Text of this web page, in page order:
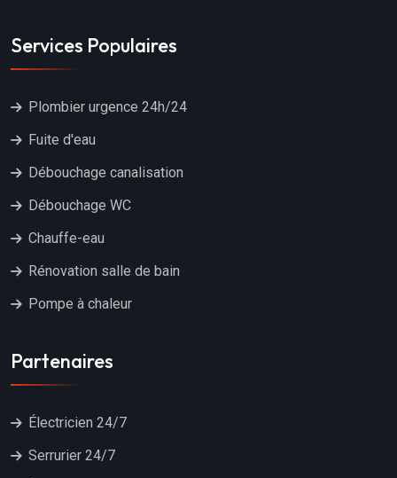
Services Populaires
Plombier urgence 24h/24
Fuite d'eau
Débouchage canalisation
Débouchage WC
Chauffe-eau
Rénovation salle de bain
Pompe à chaleur
Partenaires
Électricien 24/7
Serrurier 24/7